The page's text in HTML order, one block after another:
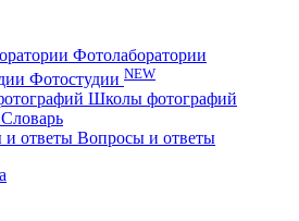
Фотолаборатории
Фотостудии NEW
Школы фотографий
Словарь
Вопросы и ответы